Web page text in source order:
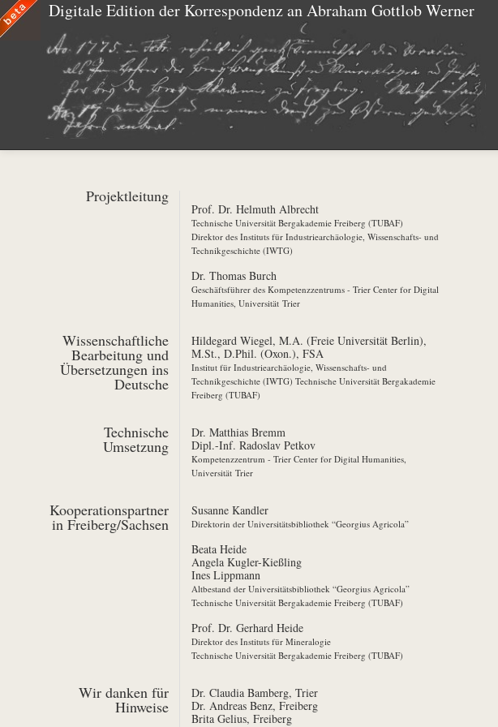
Digitale Edition der Korrespondenz an Abraham Gottlob Werner
Projektleitung
Prof. Dr. Helmuth Albrecht
Technische Universität Bergakademie Freiberg (TUBAF)
Direktor des Instituts für Industriearchäologie, Wissenschafts- und
Technikgeschichte (IWTG)
Dr. Thomas Burch
Geschäftsführer des Kompetenzzentrums - Trier Center for Digital
Humanities, Universität Trier
Wissenschaftliche
Bearbeitung und
Übersetzungen ins
Deutsche
Hildegard Wiegel, M.A. (Freie Universität Berlin),
M.St., D.Phil. (Oxon.), FSA
Institut für Industriearchäologie, Wissenschafts- und
Technikgeschichte (IWTG) Technische Universität Bergakademie
Freiberg (TUBAF)
Technische
Umsetzung
Dr. Matthias Bremm
Dipl.-Inf. Radoslav Petkov
Kompetenzzentrum - Trier Center for Digital Humanities,
Universität Trier
Kooperationspartner
in Freiberg/Sachsen
Susanne Kandler
Direktorin der Universitätsbibliothek “Georgius Agricola”
Beata Heide
Angela Kugler-Kießling
Ines Lippmann
Altbestand der Universitätsbibliothek “Georgius Agricola”
Technische Universität Bergakademie Freiberg (TUBAF)
Prof. Dr. Gerhard Heide
Direktor des Instituts für Mineralogie
Technische Universität Bergakademie Freiberg (TUBAF)
Wir danken für
Hinweise
Dr. Claudia Bamberg, Trier
Dr. Andreas Benz, Freiberg
Brita Gelius, Freiberg